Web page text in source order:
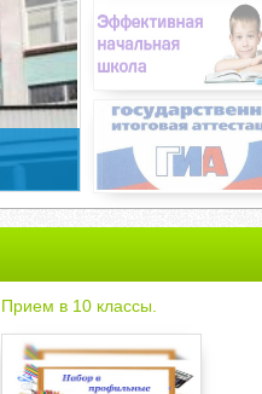
Прием в 10 классы.